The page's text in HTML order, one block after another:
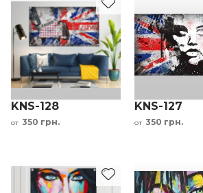
KNS-128
от 350 грн.
KNS-127
от 350 грн.